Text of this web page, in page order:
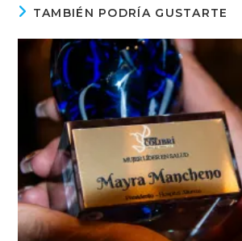
TAMBIÉN PODRÍA GUSTARTE